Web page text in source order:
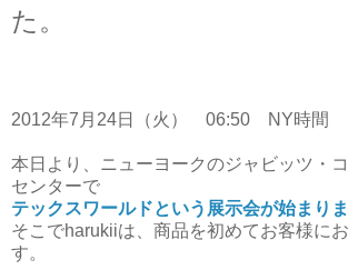
た。
2012年7月24日（火） 06:50 NY時間
本日より、ニューヨークのジャビッツ・
センターで
テックスワールドという展示会が始まりま
そこでharukiiは、商品を初めてお客様に
す。